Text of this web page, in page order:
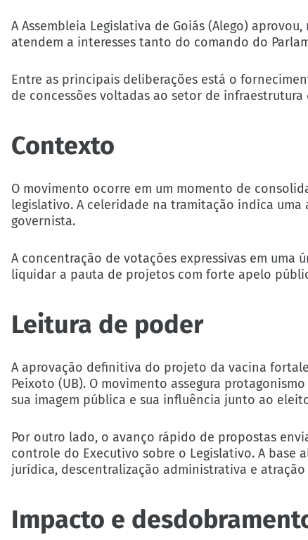
A Assembleia Legislativa de Goiás (Alego)
atendem a interesses tanto do comando do
Entre as principais deliberações está o
de concessões voltadas ao setor de
Contexto
O movimento ocorre em um momento de
legislativo. A celeridade na tramitação indica
governista.
A concentração de votações expressivas em
liquidar a pauta de projetos com forte apelo
Leitura de poder
A aprovação definitiva do projeto da vacina
Peixoto (UB). O movimento assegura
sua imagem pública e sua influência junto ao
Por outro lado, o avanço rápido de propostas
controle do Executivo sobre o Legislativo. A base
jurídica, descentralização administrativa e
Impacto e